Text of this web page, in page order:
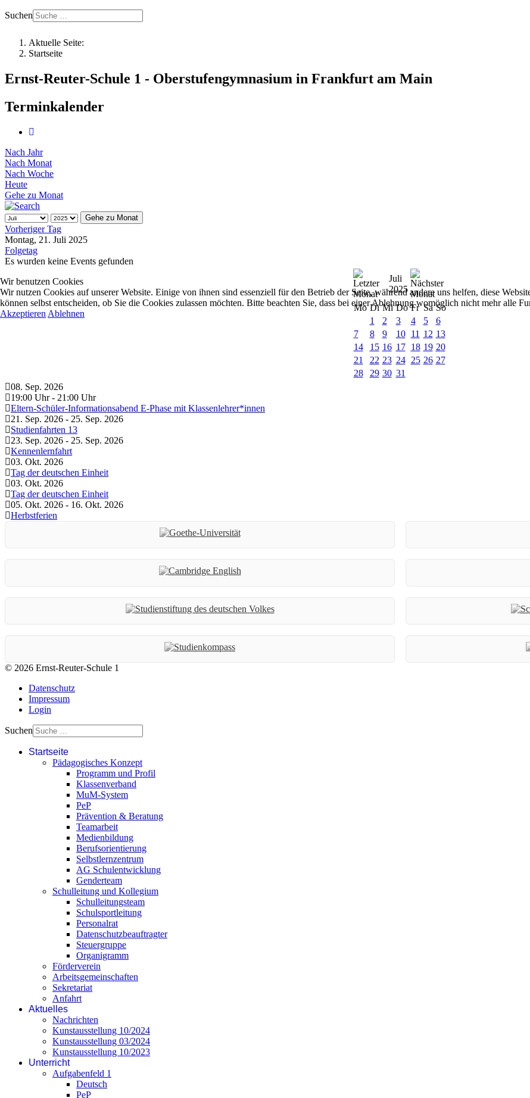
Suchen
Aktuelle Seite:
Startseite
Ernst-Reuter-Schule 1 - Oberstufengymnasium in Frankfurt am Main
Terminkalender
Nach Jahr
Nach Monat
Nach Woche
Heute
Gehe zu Monat
Gehe zu Monat
Vorheriger Tag
Montag, 21. Juli 2025
Folgetag
Es wurden keine Events gefunden
Juli
2025
Mo Di Mi Do Fr Sa So
1
2 3 4 5
6
7
8 9 10 11 12 13
14
15 16 17 18 19 20
21
22 23 24 25 26 27
28
29 30 31
08. Sep. 2026
19:00 Uhr- 21:00 Uhr
Eltern-Schüler-Informationsabend E-Phase mit Klassenlehrer*innen
21. Sep. 2026 - 25. Sep. 2026
Studienfahrten 13
23. Sep. 2026 - 25. Sep. 2026
Kennenlernfahrt
03. Okt. 2026
Tag der deutschen Einheit
03. Okt. 2026
Tag der deutschen Einheit
05. Okt. 2026 - 16. Okt. 2026
Herbstferien
© 2026 Ernst-Reuter-Schule 1
Datenschutz
Impressum
Login
Suchen
Startseite
Pädagogisches Konzept
Programm und Profil
Klassenverband
MuM-System
PeP
Prävention & Beratung
Teamarbeit
Medienbildung
Berufsorientierung
Selbstlernzentrum
AG Schulentwicklung
Genderteam
Schulleitung und Kollegium
Schulleitungsteam
Schulsportleitung
Personalrat
Datenschutzbeauftragter
Steuergruppe
Organigramm
Förderverein
Arbeitsgemeinschaften
Sekretariat
Anfahrt
Aktuelles
Nachrichten
Kunstausstellung 10/2024
Kunstausstellung 03/2024
Kunstausstellung 10/2023
Unterricht
Aufgabenfeld 1
Deutsch
PeP
Wir benutzen Cookies
Wir nutzen Cookies auf unserer Website. Einige von ihnen sind essenziell für den Betrieb der Seite, während andere uns helfen, diese
können selbst entscheiden, ob Sie die Cookies zulassen möchten. Bitte beachten Sie, dass bei einer Ablehnung womöglich nicht mehr alle
Akzeptieren Ablehnen